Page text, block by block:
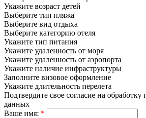
Укажите возраст детей
Выберите тип пляжа
Выберите вид отдыха
Выберите категорию отеля
Укажите тип питания
Укажите удаленность от моря
Укажите удаленность от аэропорта
Укажите наличие инфраструктуры
Заполните визовое оформление
Укажите длительность перелета
Подтвердите свое согласие на обработку
данных
Ваше имя: *